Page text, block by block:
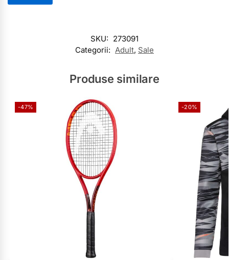
SKU: 273091
Categorii: Adult, Sale
Produse similare
-47% -20%